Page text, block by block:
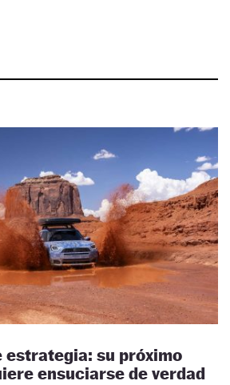
estrategia: su próximo
ensuciarse de verdad